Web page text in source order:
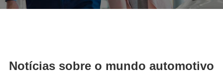
Notícias sobre o mundo automotivo